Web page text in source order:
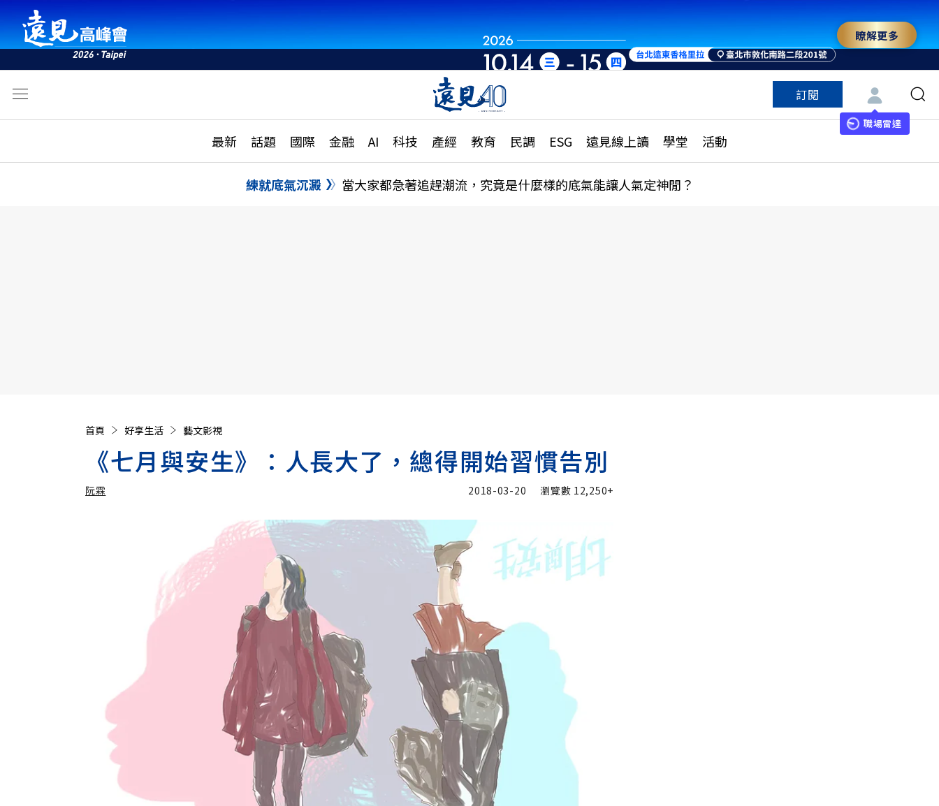
世界重組・洞見未來 與世界領袖同行
瞭解更多
訂閱
職場雷達
最新 話題 國際 金融 AI 科技 產經 教育 民調 ESG 遠見線上讀 學堂 活動
活動
話題
國際
特輯
大學升學、職涯攻略
縣市施政調查全解析
民調
更多訂閱方案
特色頻道
練就底氣沉澱 當大家都急著追趕潮流，究竟是什麼樣的底氣能讓人氣定神閒？
首頁 好享生活 藝文影視
《七月與安生》：人長大了，總得開始習慣告別
阮霖
加入追蹤
2018-03-20 瀏覽數 12,250+